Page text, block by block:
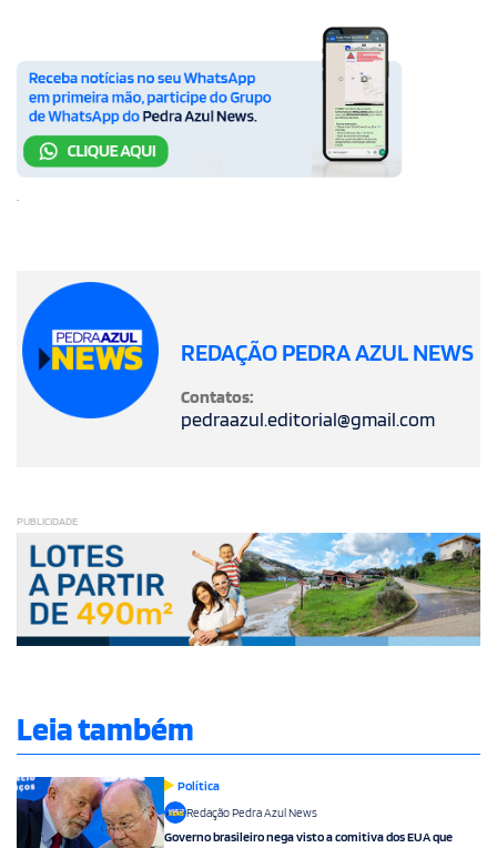
.
REDAÇÃO PEDRA AZUL NEWS
Contatos:
pedraazul.editorial@gmail.com
PUBLICIDADE
Leia também
Política
Redação Pedra Azul News
Governo brasileiro nega visto a comitiva dos EUA que